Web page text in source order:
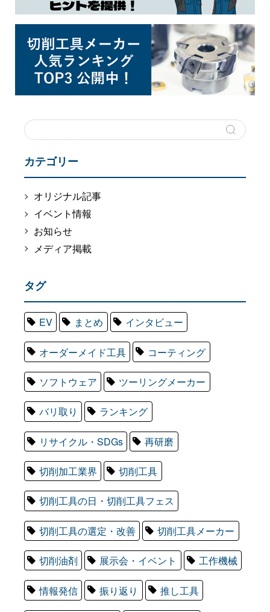
カテゴリー
オリジナル記事
イベント情報
お知らせ
メディア掲載
タグ
EV まとめ インタビュー
オーダーメイド工具 コーティング
ソフトウェア ツーリングメーカー
バリ取り ランキング
リサイクル・SDGs 再研磨
切削加工業界 切削工具
切削工具の日・切削工具フェス
切削工具の選定・改善 切削工具メーカー
切削油剤 展示会・イベント 工作機械
情報発信 振り返り 推し工具